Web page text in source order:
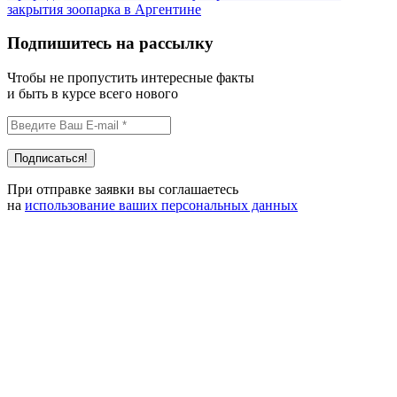
закрытия зоопарка в Аргентине
Подпишитесь на рассылку
Чтобы не пропустить интересные факты
и быть в курсе всего нового
При отправке заявки вы соглашаетесь
на использование ваших персональных данных